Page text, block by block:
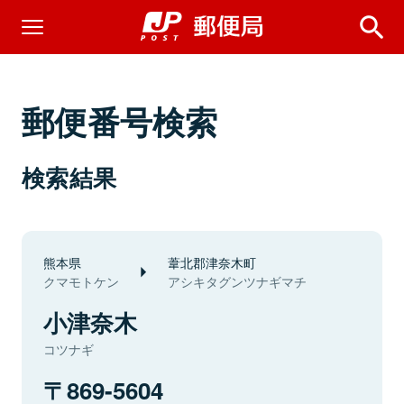
郵便番号検索
検索結果
熊本県
クマモトケン
葦北郡津奈木町
アシキタグンツナギマチ
小津奈木
コツナギ
869-5604